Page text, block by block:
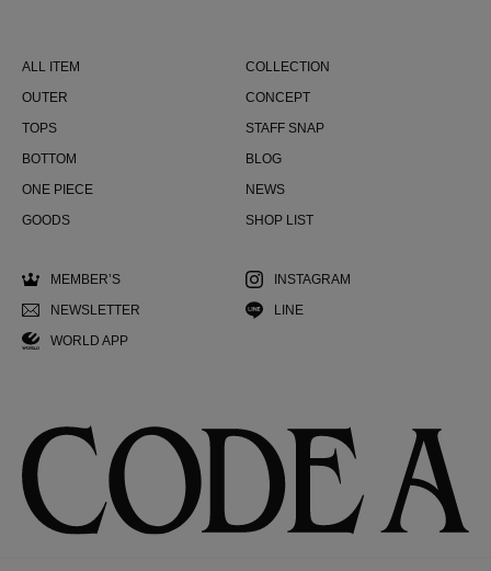
ALL ITEM
OUTER
TOPS
BOTTOM
ONE PIECE
GOODS
COLLECTION
CONCEPT
STAFF SNAP
BLOG
NEWS
SHOP LIST
MEMBER’S
NEWSLETTER
WORLD APP
INSTAGRAM
LINE